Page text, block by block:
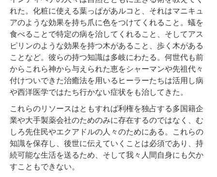
れた。化粧に使える葉っぱがあルコと、それはマニキュ
アのような効果を持ち爪に色をつけてくれること。蟻を
食べることで特定の病を治してくれること、そしてアス
ピリンのような効果を持つ木があること、歩く木がある
ことなど。彼らの持つ知識は多岐にわたる。何世代も前
からこれら神から与えられた恵をシャーマンや先祖代々
付けついできた治癒法を用いるヒーラーたちは活用し病
や西洋医学ではたち行かない症状をも治してきた。
これらのリソースはともすれば利権を独占する多国籍企
業や大手製薬会社のためのみに存在するのではなく、む
しろ先住民やエクアドルの人々のためにある。これらの
知識を保存し、後世に伝えていくことは必須であり、持
続可能な生活を送るため、そして我々人間自身にも欠か
すこともできない。